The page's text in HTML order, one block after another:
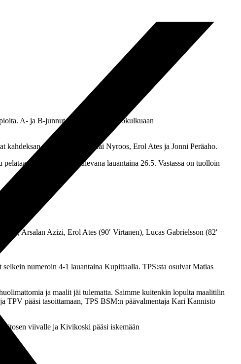
A- ja B-junnut jatkoivat siis voittokulkuaan
minuutin sisään Kai Nyroos, Erol Ates ja Jonni Peräaho.
myös Turussa, tulevana lauantaina 26.5. Vastassa on tuolloin
Arsalan Azizi, Erol Ates (90′ Virtanen), Lucas Gabrielsson (82′
numeroin 4-1 lauantaina Kupittaalla. TPS:sta osuivat Matias
ja maalit jäi tulematta. Saimme kuitenkin lopulta maalitilin
TPV pääsi tasoittamaan, TPS BSM:n päävalmentaja Kari Kannisto
vitosen viivalle ja Kivikoski pääsi iskemään